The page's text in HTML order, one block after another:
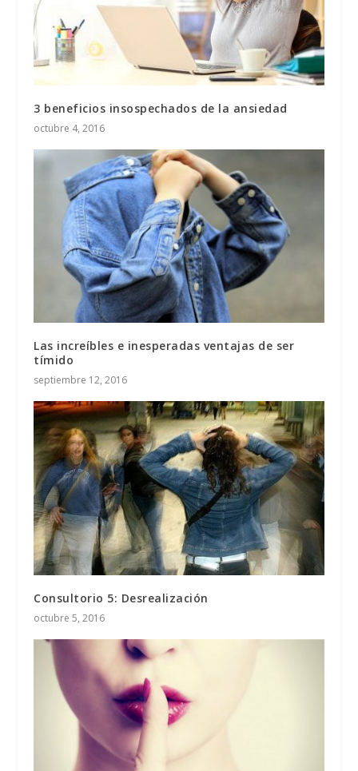
3 beneficios insospechados de la ansiedad
octubre 4, 2016
Las increíbles e inesperadas ventajas de ser
tímido
septiembre 12, 2016
Consultorio 5: Desrealización
octubre 5, 2016